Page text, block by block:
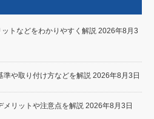
トなどをわかりやすく解説 2026年8月3
準や取り付け方などを解説 2026年8月3日
メリットや注意点を解説 2026年8月3日